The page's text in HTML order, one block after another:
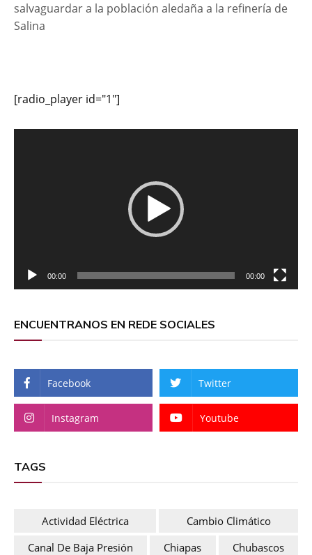
salvaguardar a la población aledaña a la refinería de
Salina
[radio_player id="1"]
00:00 00:00
ENCUENTRANOS EN REDE SOCIALES
Facebook Twitter
Instagram Youtube
TAGS
Actividad Eléctrica
Cambio Climático
Canal De Baja Presión
Chiapas
Chubascos